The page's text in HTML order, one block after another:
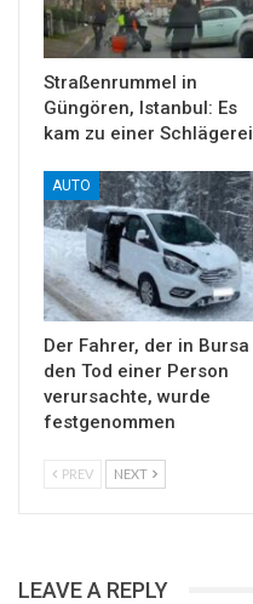
Straßenrummel in
Güngören, Istanbul: Es
kam zu einer Schlägerei
AUTO
Der Fahrer, der in Bursa
den Tod einer Person
verursachte, wurde
festgenommen
PREV NEXT
LEAVE A REPLY